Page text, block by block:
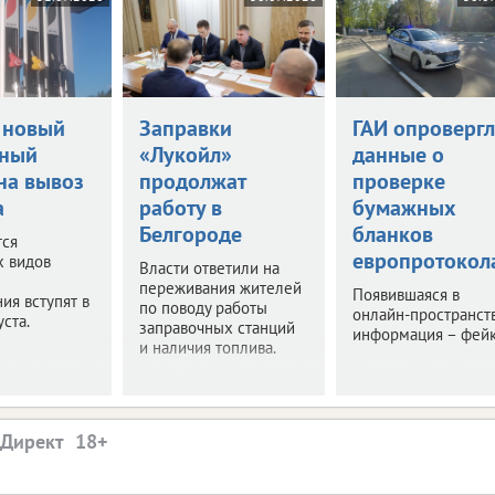
вывоз
видов
вступят в
Заправки
«Лукойл»
продолжат
работу в
Белгороде
Власти ответили на
переживания жителей
по поводу работы
заправочных станций
и наличия топлива.
ГАИ
данные о
проверке
бумажных
бланков
Появившаяся в
онлайн-
информация –